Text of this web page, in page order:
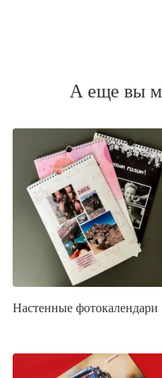
А еще вы
Настенные фотокалендари